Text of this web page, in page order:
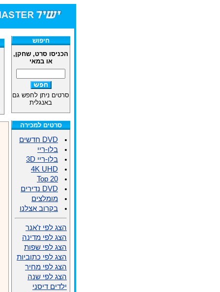
חיפוש
הכניסו סרט, שחקן,
או במאי
סרטים ניתן לחפש גם
באנגלית
סרטים למכירה
DVD חדשים
בלו-ריי
בלו-ריי 3D
4K UHD
Top 20
DVD נדירים
מומלצים
בקרוב אצלנו
הצג לפי ז'אנר
הצג לפי מדינה
הצג לפי שפות
הצג לפי כתוביות
הצג לפי מחיר
הצג לפי שנה
ילדים דיסני